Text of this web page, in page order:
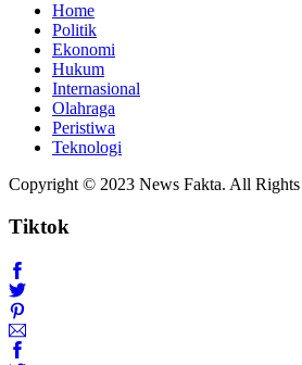
Home
Politik
Ekonomi
Hukum
Internasional
Olahraga
Peristiwa
Teknologi
Copyright © 2023 News Fakta. All
Tiktok